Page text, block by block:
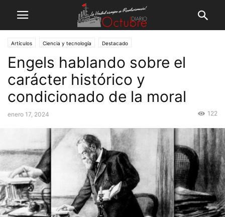
Artículos Ciencia y tecnología Destacado
Engels hablando sobre el
carácter histórico y
condicionado de la moral
enero 17, 2024 122